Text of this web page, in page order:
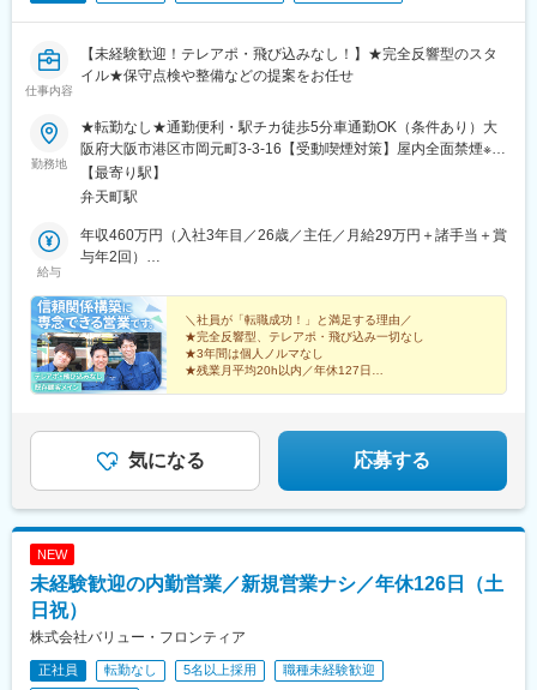
仕事内容
【未経験歓迎！テレアポ・飛び込みなし！】★完全反響型のスタ
イル★保守点検や整備などの提案をお任せ
勤務地
★転勤なし★通勤便利・駅チカ徒歩5分車通勤OK（条件あり）大
阪府大阪市港区市岡元町3-3-16【受動喫煙対策】屋内全面禁煙※原
則転勤はありませんが、新拠点や新事業立ち上げの際などは転居
を伴う転勤の可能性があります
【最寄り駅】
弁天町駅
給与
年収460万円（入社3年目／26歳／主任／月給29万円＋諸手当＋賞
与年2回）
与年2回）
＼社員が「転職成功！」と満足する理由／
★完全反響型、テレアポ・飛び込み一切なし
★3年間は個人ノルマなし
★残業月平均20h以内／年休127日
気になる 応募する
NEW
未経験歓迎の内勤営業／新規営業ナシ／年休126日（土
日祝）
株式会社バリュー・フロンティア
正社員 転勤なし 5名以上採用
職種未経験歓迎